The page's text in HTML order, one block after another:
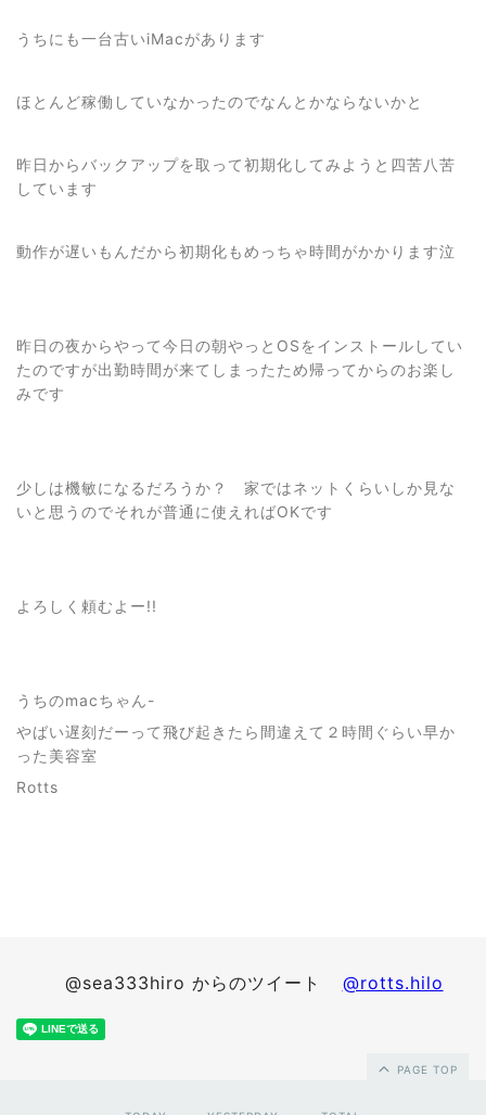
うちにも一台古いiMacがあります
ほとんど稼働していなかったのでなんとかならないかと
昨日からバックアップを取って初期化してみようと四苦八苦
しています
動作が遅いもんだから初期化もめっちゃ時間がかかります泣
昨日の夜からやって今日の朝やっとOSをインストールしてい
たのですが出勤時間が来てしまったため帰ってからのお楽し
みです
少しは機敏になるだろうか？ 家ではネットくらいしか見な
いと思うのでそれが普通に使えればOKです
よろしく頼むよー!!
うちのmacちゃん-
やばい遅刻だーって飛び起きたら間違えて２時間ぐらい早か
った美容室
Rotts
@sea333hiro からのツイート @rotts.hilo
PAGE TOP